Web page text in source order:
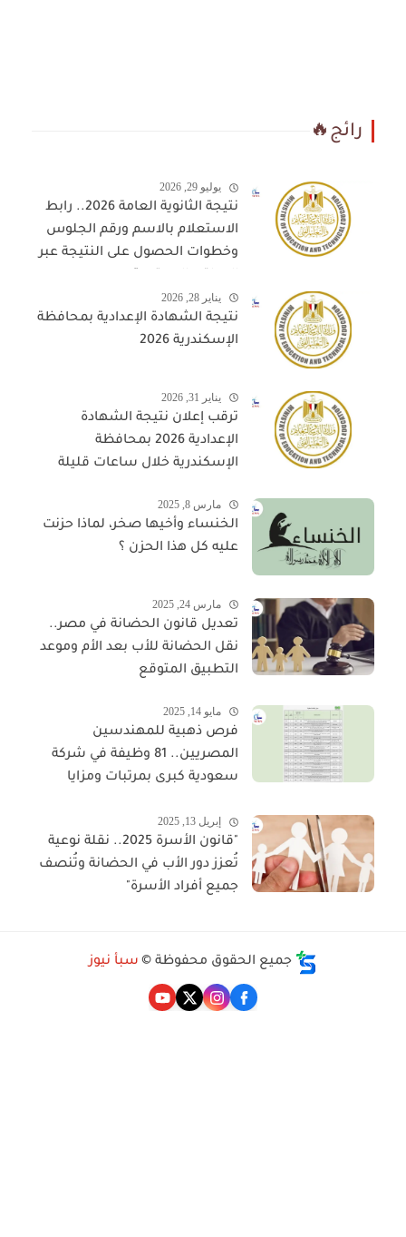
رائج🔥
يوليو 29, 2026
نتيجة الثانوية العامة 2026.. رابط
الاستعلام بالاسم ورقم الجلوس
وخطوات الحصول على النتيجة عبر
يناير 28, 2026
نتيجة الشهادة الإعدادية بمحافظة
الإسكندرية 2026
يناير 31, 2026
ترقب إعلان نتيجة الشهادة
الإعدادية 2026 بمحافظة
الإسكندرية خلال ساعات قليلة
مارس 8, 2025
الخنساء وأخيها صخر، لماذا حزنت
عليه كل هذا الحزن ؟
مارس 24, 2025
تعديل قانون الحضانة في مصر..
نقل الحضانة للأب بعد الأم وموعد
التطبيق المتوقع
مايو 14, 2025
فرص ذهبية للمهندسين
المصريين.. 81 وظيفة في شركة
سعودية كبرى بمرتبات ومزايا
إبريل 13, 2025
"قانون الأسرة 2025.. نقلة نوعية
تُعزز دور الأب في الحضانة وتُنصف
جميع أفراد الأسرة"
جميع الحقوق محفوظة © سبأ نيوز